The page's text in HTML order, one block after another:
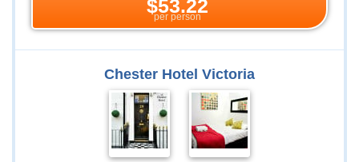
$53.22
per person
Chester Hotel Victoria